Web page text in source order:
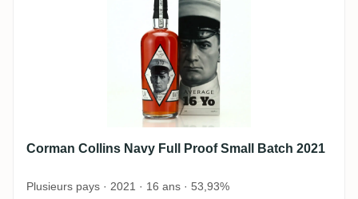
Corman Collins Navy Full Proof Small Batch 2021
Plusieurs pays · 2021 · 16 ans · 53,93%